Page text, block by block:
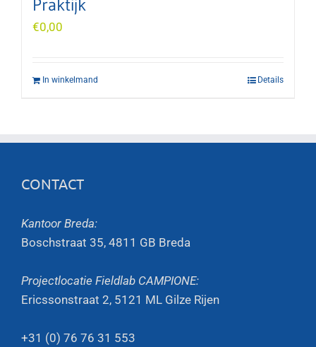
Praktijk
€0,00
In winkelmand Details
CONTACT
Kantoor Breda:
Boschstraat 35, 4811 GB Breda
Projectlocatie Fieldlab CAMPIONE:
Ericssonstraat 2, 5121 ML Gilze Rijen
+31 (0) 76 76 31 553